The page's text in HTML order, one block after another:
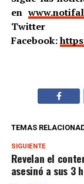
en
Twitter
Facebook:
TEMAS
SIGUIENTE
Revelan el
asesinó a sus 3